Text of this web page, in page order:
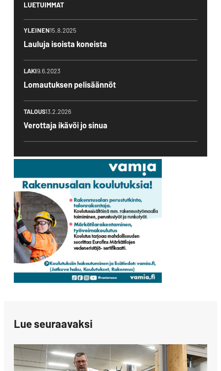
LUETUIMMAT
YLEINEN15.8.2025
Lauluja isoista koneista
LAKI9.6.2023
Lomautuksen pelisäännöt
TALOUS13.2.2026
Verottaja ikävöi jo sinua
Lue seuraavaksi